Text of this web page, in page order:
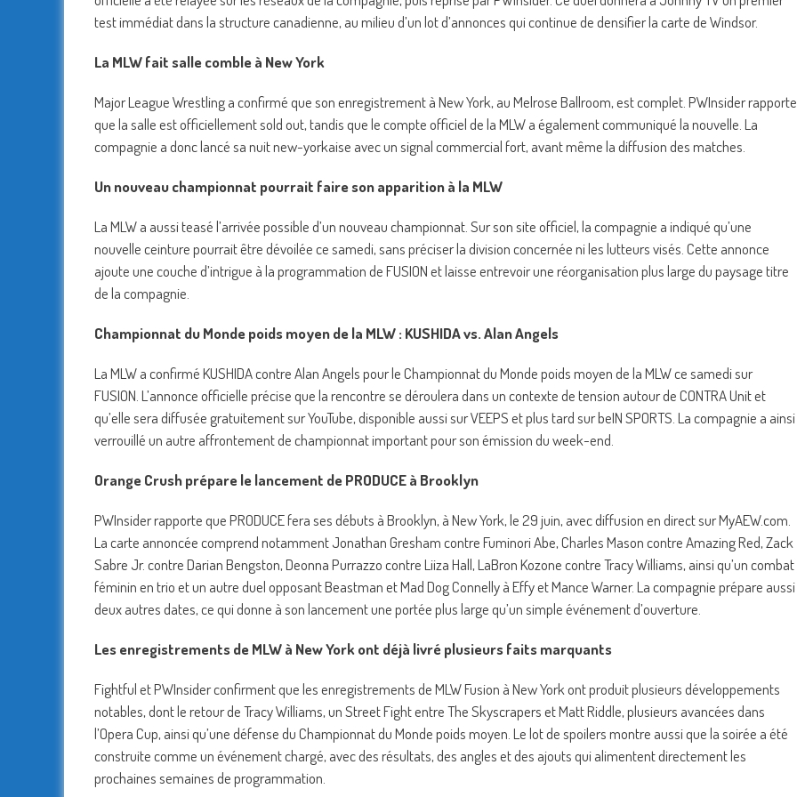
test immédiat dans la structure canadienne, au milieu d’un lot d’annonces qui continue de densifier la carte de Windsor.
La MLW fait salle comble à New York
Major League Wrestling a confirmé que son enregistrement à New York, au Melrose Ballroom, est complet. PWInsider rapporte
que la salle est officiellement sold out, tandis que le compte officiel de la MLW a également communiqué la nouvelle. La
compagnie a donc lancé sa nuit new-yorkaise avec un signal commercial fort, avant même la diffusion des matches.
Un nouveau championnat pourrait faire son apparition à la MLW
La MLW a aussi teasé l’arrivée possible d’un nouveau championnat. Sur son site officiel, la compagnie a indiqué qu’une
nouvelle ceinture pourrait être dévoilée ce samedi, sans préciser la division concernée ni les lutteurs visés. Cette annonce
ajoute une couche d’intrigue à la programmation de FUSION et laisse entrevoir une réorganisation plus large du paysage titre
de la compagnie.
Championnat du Monde poids moyen de la MLW : KUSHIDA vs. Alan Angels
La MLW a confirmé KUSHIDA contre Alan Angels pour le Championnat du Monde poids moyen de la MLW ce samedi sur
FUSION. L’annonce officielle précise que la rencontre se déroulera dans un contexte de tension autour de CONTRA Unit et
qu’elle sera diffusée gratuitement sur YouTube, disponible aussi sur VEEPS et plus tard sur beIN SPORTS. La compagnie a ainsi
verrouillé un autre affrontement de championnat important pour son émission du week-end.
Orange Crush prépare le lancement de PRODUCE à Brooklyn
PWInsider rapporte que PRODUCE fera ses débuts à Brooklyn, à New York, le 29 juin, avec diffusion en direct sur MyAEW.com.
La carte annoncée comprend notamment Jonathan Gresham contre Fuminori Abe, Charles Mason contre Amazing Red, Zack
Sabre Jr. contre Darian Bengston, Deonna Purrazzo contre Liiza Hall, LaBron Kozone contre Tracy Williams, ainsi qu’un combat
féminin en trio et un autre duel opposant Beastman et Mad Dog Connelly à Effy et Mance Warner. La compagnie prépare aussi
deux autres dates, ce qui donne à son lancement une portée plus large qu’un simple événement d’ouverture.
Les enregistrements de MLW à New York ont déjà livré plusieurs faits marquants
Fightful et PWInsider confirment que les enregistrements de MLW Fusion à New York ont produit plusieurs développements
notables, dont le retour de Tracy Williams, un Street Fight entre The Skyscrapers et Matt Riddle, plusieurs avancées dans
l’Opera Cup, ainsi qu’une défense du Championnat du Monde poids moyen. Le lot de spoilers montre aussi que la soirée a été
construite comme un événement chargé, avec des résultats, des angles et des ajouts qui alimentent directement les
prochaines semaines de programmation.